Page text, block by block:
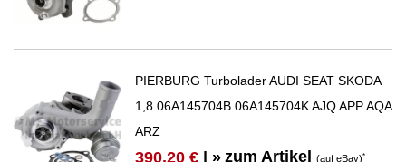
PIERBURG Turbolader AUDI SEAT SKODA
1,8 06A145704B 06A145704K AJQ APP AQA
ARZ
390,20 € | » zum Artikel(auf eBay)*